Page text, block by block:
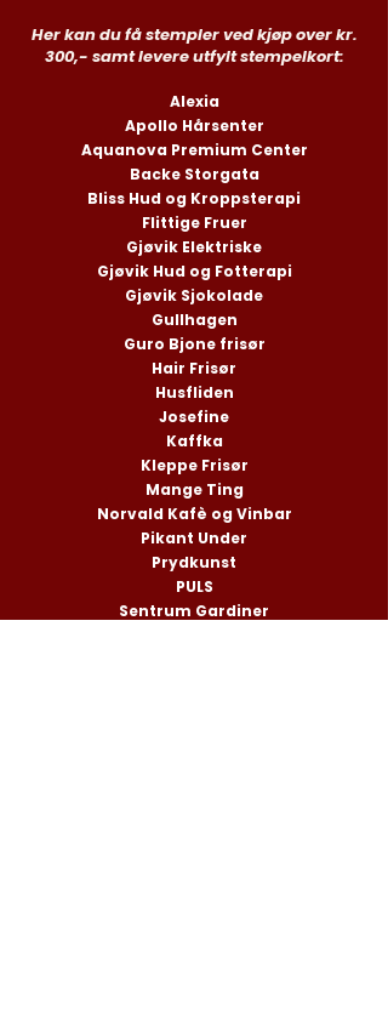
Her kan du få stempler ved kjøp over kr.
300,- samt levere utfylt stempelkort:
Alexia
Apollo Hårsenter
Aquanova Premium Center
Backe Storgata
Bliss Hud og Kroppsterapi
Flittige Fruer
Gjøvik Elektriske
Gjøvik Hud og Fotterapi
Gjøvik Sjokolade
Gullhagen
Guro Bjone frisør
Hair Frisør
Husfliden
Josefine
Kaffka
Kleppe Frisør
Mange Ting
Norvald Kafè og Vinbar
Pikant Under
Prydkunst
PULS
Sentrum Gardiner